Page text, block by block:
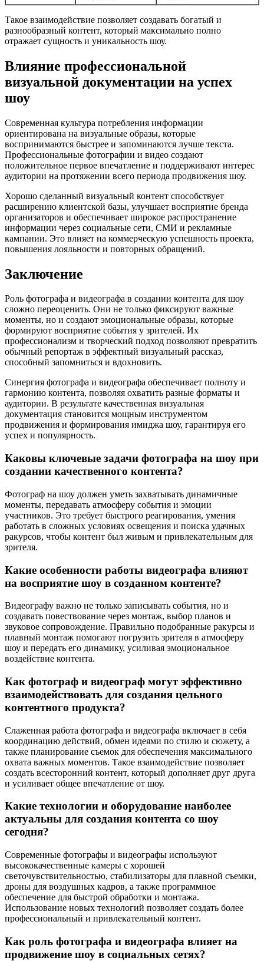
Такое взаимодействие позволяет создавать богатый и
разнообразный контент, который максимально полно
отражает сущность и уникальность шоу.
Влияние профессиональной
визуальной документации на успех
шоу
Современная культура потребления информации
ориентирована на визуальные образы, которые
воспринимаются быстрее и запоминаются лучше текста.
Профессиональные фотографии и видео создают
положительное первое впечатление и поддерживают интерес
аудитории на протяжении всего периода продвижения шоу.
Хорошо сделанный визуальный контент способствует
расширению клиентской базы, улучшает восприятие бренда
организаторов и обеспечивает широкое распространение
информации через социальные сети, СМИ и рекламные
кампании. Это влияет на коммерческую успешность проекта,
повышения лояльности и повторных обращений.
Заключение
Роль фотографа и видеографа в создании контента для шоу
сложно переоценить. Они не только фиксируют важные
моменты, но и создают эмоциональные образы, которые
формируют восприятие события у зрителей. Их
профессионализм и творческий подход позволяют превратить
обычный репортаж в эффектный визуальный рассказ,
способный запомниться и вдохновить.
Синергия фотографа и видеографа обеспечивает полноту и
гармонию контента, позволяя охватить разные форматы и
аудитории. В результате качественная визуальная
документация становится мощным инструментом
продвижения и формирования имиджа шоу, гарантируя его
успех и популярность.
Каковы ключевые задачи фотографа на шоу при
создании качественного контента?
Фотограф на шоу должен уметь захватывать динамичные
моменты, передавать атмосферу события и эмоции
участников. Это требует быстрого реагирования, умения
работать в сложных условиях освещения и поиска удачных
ракурсов, чтобы контент был живым и привлекательным для
зрителя.
Какие особенности работы видеографа влияют
на восприятие шоу в созданном контенте?
Видеографу важно не только записывать события, но и
создавать повествование через монтаж, выбор планов и
звуковое сопровождение. Правильно подобранные ракурсы и
плавный монтаж помогают погрузить зрителя в атмосферу
шоу и передать его динамику, усиливая эмоциональное
воздействие контента.
Как фотограф и видеограф могут эффективно
взаимодействовать для создания цельного
контентного продукта?
Слаженная работа фотографа и видеографа включает в себя
координацию действий, обмен идеями по стилю и сюжету, а
также планирование съемок для обеспечения максимального
охвата важных моментов. Такое взаимодействие позволяет
создать всесторонний контент, который дополняет друг друга
и усиливает общее впечатление от шоу.
Какие технологии и оборудование наиболее
актуальны для создания контента со шоу
сегодня?
Современные фотографы и видеографы используют
высококачественные камеры с хорошей
светочувствительностью, стабилизаторы для плавной съемки,
дроны для воздушных кадров, а также программное
обеспечение для быстрой обработки и монтажа.
Использование новых технологий позволяет создать более
профессиональный и привлекательный контент.
Как роль фотографа и видеографа влияет на
продвижение шоу в социальных сетях?